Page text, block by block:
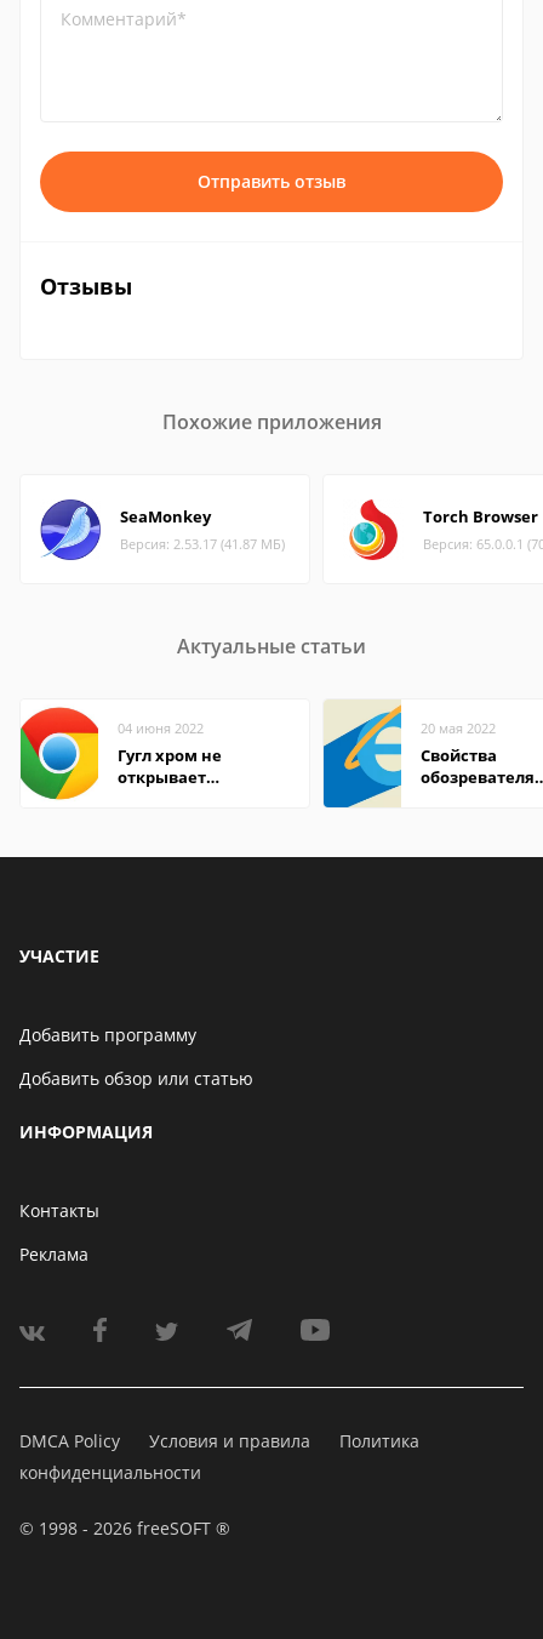
Комментарий*
Отправить отзыв
Отзывы
Похожие приложения
SeaMonkey
Версия: 2.53.17 (41.87 МБ)
Torch Browser
Версия: 65.0.0.1
Актуальные статьи
04 июня 2022
Гугл хром не
открывает
20 мая 2022
Свойства
обозревателя
УЧАСТИЕ
Добавить программу
Добавить обзор или статью
ИНФОРМАЦИЯ
Контакты
Реклама
DMCA Policy Условия и правила
Политика
конфиденциальности
© 1998 - 2026 freeSOFT ®